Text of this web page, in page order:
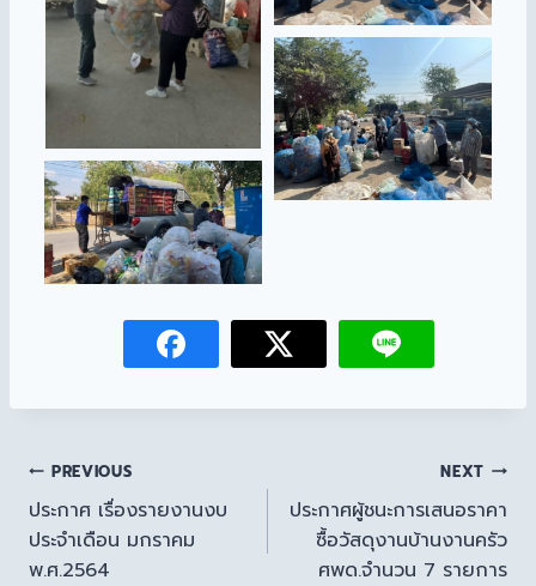
PREVIOUS
ประกาศ เรื่องรายงานงบ
ประจำเดือน มกราคม
พ.ศ.2564
NEXT
ประกาศผู้ชนะการเสนอราคา
ซื้อวัสดุงานบ้านงานครัว
ศพด.จำนวน 7 รายการ